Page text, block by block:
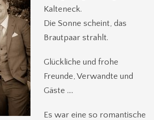
Kalteneck.
Die Sonne scheint, das
Brautpaar strahlt.
Glückliche und frohe
Freunde, Verwandte und
Gäste ….
Es war eine so romantische